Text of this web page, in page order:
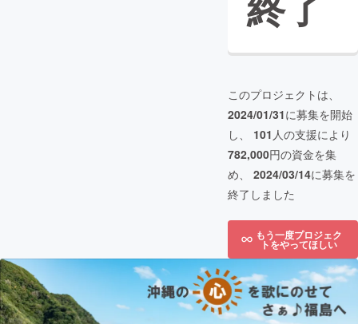
このプロジェクトは、
2024/01/31に募集を開始
し、 101 人の支援により
782,000円の資金を集
め、 2024/03/14に募集を
終了しました
もう一度プロジェク
トをやってほしい